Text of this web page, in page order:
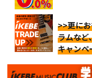
>>更に
ラムなど
キャンペ